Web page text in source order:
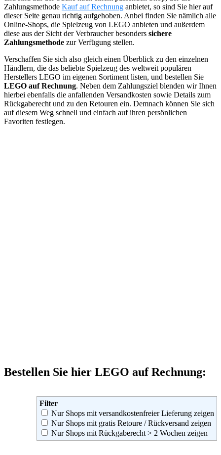
Zahlungsmethode Kauf auf Rechnung anbietet, so sind Sie hier auf
dieser Seite genau richtig aufgehoben. Anbei finden Sie nämlich alle
Online-Shops, die Spielzeug von LEGO anbieten und außerdem
diese aus der Sicht der Verbraucher besonders sichere
Zahlungsmethode zur Verfügung stellen.
Verschaffen Sie sich also gleich einen Überblick zu den einzelnen
Händlern, die das beliebte Spielzeug des weltweit populären
Herstellers LEGO im eigenen Sortiment listen, und bestellen Sie
LEGO auf Rechnung. Neben dem Zahlungsziel blenden wir Ihnen
hierbei ebenfalls die anfallenden Versandkosten sowie Details zum
Rückgaberecht und zu den Retouren ein. Demnach können Sie sich
auf diesem Weg schnell und einfach auf ihren persönlichen
Favoriten festlegen.
Bestellen Sie hier LEGO auf Rechnung:
Filter
Nur Shops mit versandkostenfreier Lieferung zeigen
Nur Shops mit gratis Retoure / Rückversand zeigen
Nur Shops mit Rückgaberecht > 2 Wochen zeigen